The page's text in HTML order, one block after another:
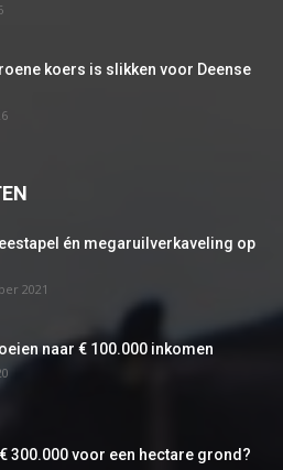
koers is slikken voor Deense
én megaruilverkaveling op
2021
naar € 100.000 inkomen
300.000 voor een hectare grond?